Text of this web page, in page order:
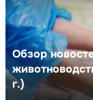
Обзор
г.)